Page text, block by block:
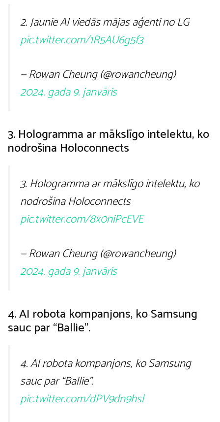
2. Jaunie AI viedās mājas aģenti no LG
pic.twitter.com/1R5AU6g5f3
— Rowan Cheung (@rowancheung)
2024. gada 9. janvāris
3. Hologramma ar mākslīgo intelektu, ko
nodrošina Holoconnects
3. Hologramma ar mākslīgo intelektu, ko
nodrošina Holoconnects
pic.twitter.com/8x0niPcEVE
— Rowan Cheung (@rowancheung)
2024. gada 9. janvāris
4. AI robota kompanjons, ko Samsung
sauc par “Ballie”.
4. AI robota kompanjons, ko Samsung
sauc par “Ballie”.
pic.twitter.com/dPV9dn9hsl